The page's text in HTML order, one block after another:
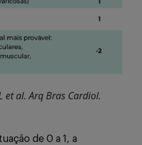
et al. Arq Bras Cardiol.
de 0 a 1, a